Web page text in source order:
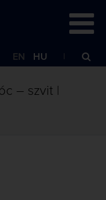
EN HU
– szvit |